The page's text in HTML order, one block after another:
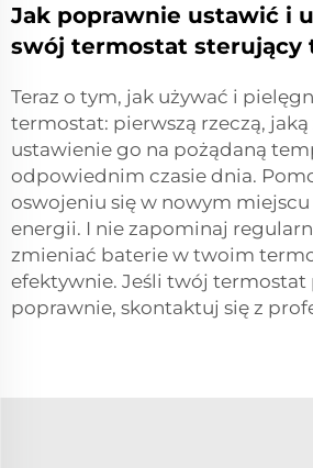
Jak poprawnie ustawić i
swój termostat sterujący
Teraz o tym, jak używać i
termostat: pierwszą rzeczą,
ustawienie go na pożądaną
odpowiednim czasie dnia.
oswojeniu się w nowym miejscu
energii. I nie zapominaj
zmieniać baterie w twoim
efektywnie. Jeśli twój termostat
poprawnie, skontaktuj się z